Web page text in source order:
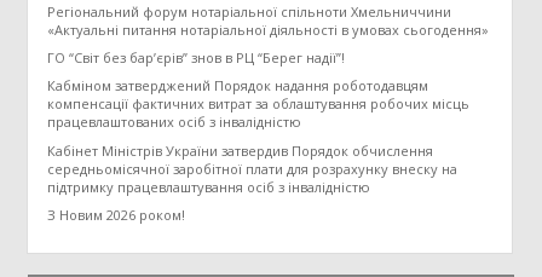
Регіональний форум нотаріальної спільноти Хмельниччини
«Актуальні питання нотаріальної діяльності в умовах сьогодення»
ГО “Світ без бар’єрів” знов в РЦ “Берег надії”!
Кабміном затверджений Порядок надання роботодавцям
компенсації фактичних витрат за облаштування робочих місць
працевлаштованих осіб з інвалідністю
Кабінет Міністрів України затвердив Порядок обчислення
середньомісячної заробітної плати для розрахунку внеску на
підтримку працевлаштування осіб з інвалідністю
З Новим 2026 роком!